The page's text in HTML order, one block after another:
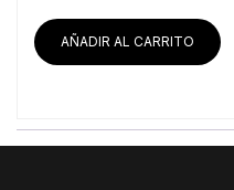
AÑADIR AL CARRITO